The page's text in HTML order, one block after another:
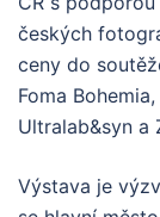
českých
ceny do
Foma
Ultralab&syn a
Výstava je